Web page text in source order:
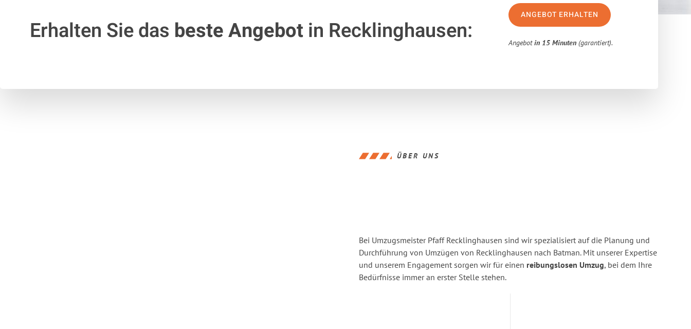
Erhalten Sie das beste Angebotin Recklinghausen:
ANGEBOT ERHALTEN
Angebotin 15 Minuten (garantiert).
ÜBER UNS
Bei Umzugsmeister Pfaff Recklinghausen sind wir spezialisiert auf die Planung und
Durchführung von Umzügen von Recklinghausen nach Batman. Mit unserer Expertise
und unserem Engagement sorgen wir für einen reibungslosen Umzug, bei dem Ihre
Bedürfnisse immer an erster Stelle stehen.